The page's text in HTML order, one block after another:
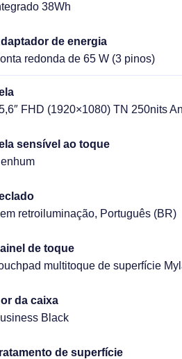
38Wh
de energia
redonda de 65 W (3 pinos)
FHD (1920×1080) TN 250nits
sensível ao toque
retroiluminação, Português (BR)
de toque
multitoque de superfície
da caixa
Black
de superfície